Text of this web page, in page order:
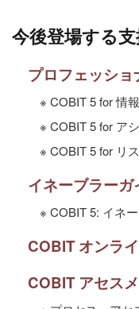
今後登場する
プロフェッショ
※ COBIT 5 for 情
※ COBIT 5 for ア
※ COBIT 5 for リ
イネーブラーガ
※ COBIT 5: イネ
COBIT オンラ
COBIT アセス